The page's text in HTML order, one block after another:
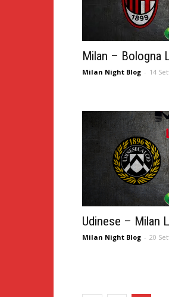
Milan – Bologna
Milan Night Blog - 14
Udinese – Milan
Milan Night Blog - 20